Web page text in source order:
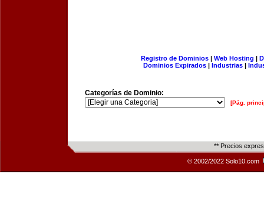
Registro de Dominios| Web Hosting |
Dominios Expirados | Industrias |
Categorías de Dominio:
[Pág.
** Precios
© 2002/2022 Solo10.com